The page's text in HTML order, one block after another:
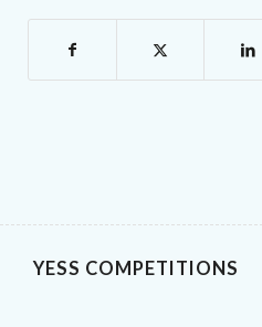
YESS COMPETITIONS